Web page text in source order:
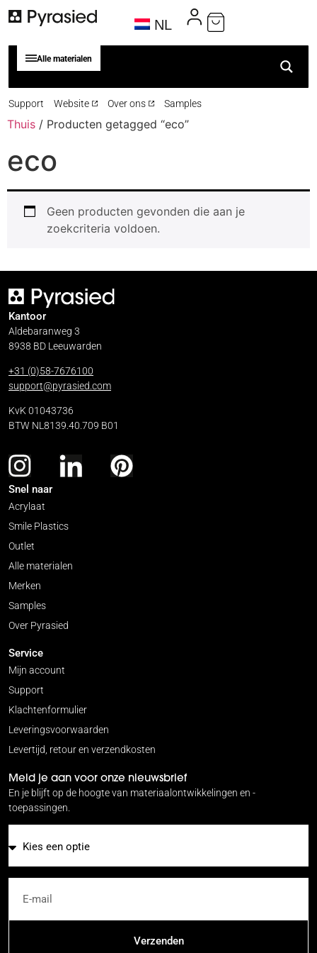
NL
Alle materialen
Support Website Over ons Samples
Thuis / Producten getagged “eco”
eco
Geen producten gevonden die aan je
zoekcriteria voldoen.
Kantoor
Aldebaranweg 3
8938 BD Leeuwarden
+31 (0)58-7676100
support@pyrasied.com
KvK 01043736
BTW NL8139.40.709 B01
Snel naar
Acrylaat
Smile Plastics
Outlet
Alle materialen
Merken
Samples
Over Pyrasied
Service
Mijn account
Support
Klachtenformulier
Leveringsvoorwaarden
Levertijd, retour en verzendkosten
Meld je aan voor onze nieuwsbrief
En je blijft op de hoogte van materiaalontwikkelingen en -
toepassingen.
Verzenden